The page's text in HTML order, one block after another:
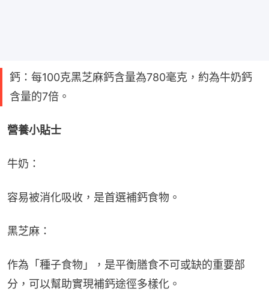
鈣：每100克黑芝麻鈣含量為780毫克，約為牛奶鈣
含量的7倍。
營養小貼士
牛奶：
容易被消化吸收，是首選補鈣食物。
黑芝麻：
作為「種子食物」，是平衡膳食不可或缺的重要部
分，可以幫助實現補鈣途徑多樣化。